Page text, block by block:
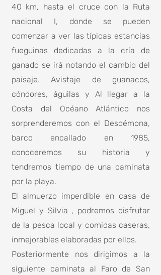
40 km, hasta el cruce con la Ruta
nacional I, donde se pueden
comenzar a ver las típicas estancias
fueguinas dedicadas a la cría de
ganado se irá notando el cambio del
paisaje. Avistaje de guanacos,
cóndores, águilas y Al llegar a la
Costa del Océano Atlántico nos
sorprenderemos con el Desdémona,
barco encallado en 1985,
conoceremos su historia y
tendremos tiempo de una caminata
por la playa.
El almuerzo imperdible en casa de
Miguel y Silvia , podremos disfrutar
de la pesca local y comidas caseras,
inmejorables elaboradas por ellos.
Posteriormente nos dirigimos a la
siguiente caminata al Faro de San